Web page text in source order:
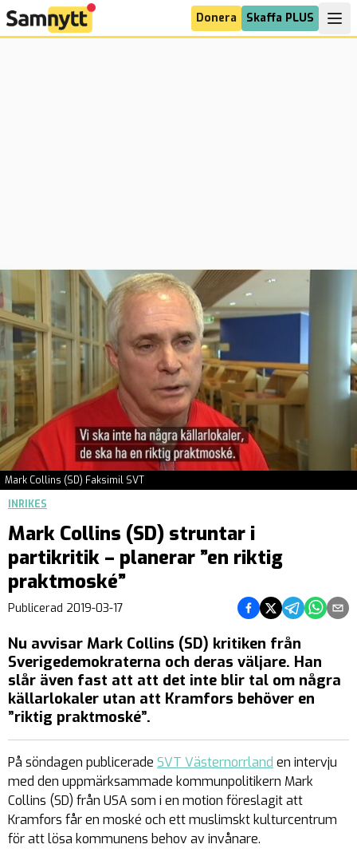
Donera Skaffa PLUS
Mark Collins (SD) Faksimil SVT
INRIKES
Mark Collins (SD) struntar i
partikritik – planerar ”en riktig
praktmoské”
Publicerad 2019-03-17 Dela på Facebook
Dela på Twitter
Dela påDela på
Dela
Nu avvisar Mark Collins (SD) kritiken från
Sverigedemokraterna och deras väljare. Han
slår även fast att att det inte blir tal om några
källarlokaler utan att Kramfors behöver en
”riktig praktmoské”.
På söndagen publicerade SVT Västernorrland en intervju
med den uppmärksammade kommunpolitikern Mark
Collins (SD) från USA som i en motion föreslagit att
Kramfors får en moské och ett muslimskt kulturcentrum
för att lösa kommunens behov av invånare.